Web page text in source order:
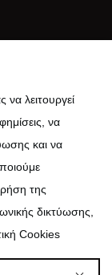
λειτουργεί
να
και να
της
δικτύωσης,
Cookies